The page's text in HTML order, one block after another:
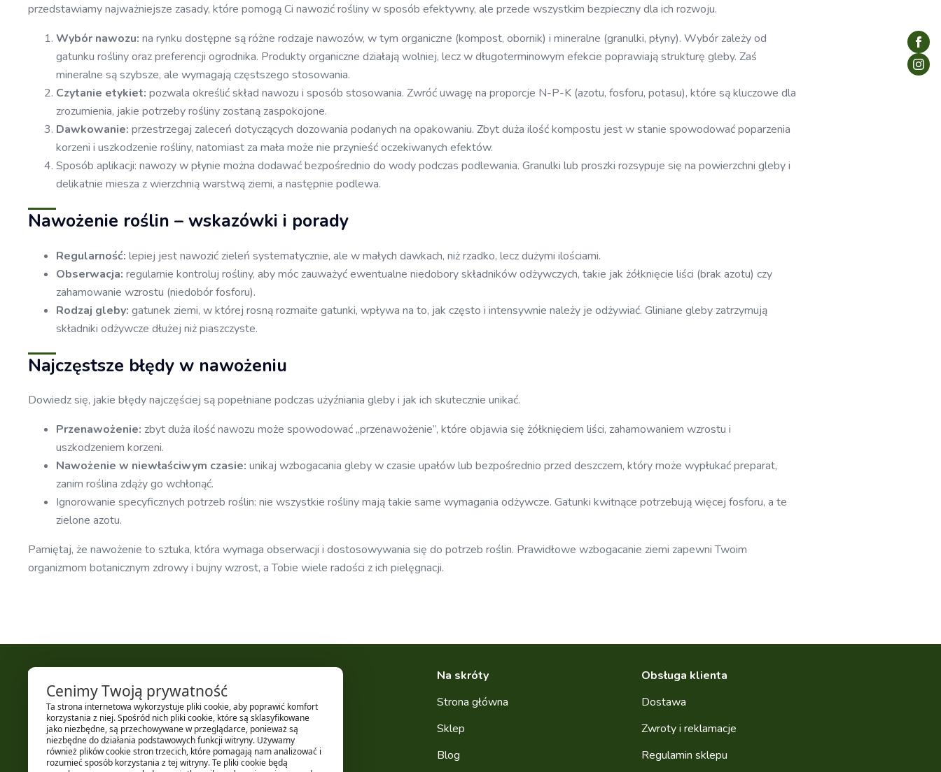
przedstawiamy najważniejsze zasady, które pomogą Ci nawozić rośliny w sposób efektywny, ale przede wszystkim bezpieczny dla ich rozwoju.
Wybór nawozu: na rynku dostępne są różne rodzaje nawozów, w tym organiczne (kompost, obornik) i mineralne (granulki, płyny). Wybór zależy od
gatunku rośliny oraz preferencji ogrodnika. Produkty organiczne działają wolniej, lecz w długoterminowym efekcie poprawiają strukturę gleby. Zaś
mineralne są szybsze, ale wymagają częstszego stosowania.
Czytanie etykiet: pozwala określić skład nawozu i sposób stosowania. Zwróć uwagę na proporcje N-P-K (azotu, fosforu, potasu), które są kluczowe dla
zrozumienia, jakie potrzeby rośliny zostaną zaspokojone.
Dawkowanie: przestrzegaj zaleceń dotyczących dozowania podanych na opakowaniu. Zbyt duża ilość kompostu jest w stanie spowodować poparzenia
korzeni i uszkodzenie rośliny, natomiast za mała może nie przynieść oczekiwanych efektów.
Sposób aplikacji: nawozy w płynie można dodawać bezpośrednio do wody podczas podlewania. Granulki lub proszki rozsypuje się na powierzchni gleby i
delikatnie miesza z wierzchnią warstwą ziemi, a następnie podlewa.
Nawożenie roślin – wskazówki i porady
Regularność: lepiej jest nawozić zieleń systematycznie, ale w małych dawkach, niż rzadko, lecz dużymi ilościami.
Obserwacja: regularnie kontroluj rośliny, aby móc zauważyć ewentualne niedobory składników odżywczych, takie jak żółknięcie liści (brak azotu) czy
zahamowanie wzrostu (niedobór fosforu).
Rodzaj gleby: gatunek ziemi, w której rosną rozmaite gatunki, wpływa na to, jak często i intensywnie należy je odżywiać. Gliniane gleby zatrzymują
składniki odżywcze dłużej niż piaszczyste.
Najczęstsze błędy w nawożeniu
Dowiedz się, jakie błędy najczęściej są popełniane podczas użyźniania gleby i jak ich skutecznie unikać.
Przenawożenie: zbyt duża ilość nawozu może spowodować „przenawożenie”, które objawia się żółknięciem liści, zahamowaniem wzrostu i
uszkodzeniem korzeni.
Nawożenie w niewłaściwym czasie: unikaj wzbogacania gleby w czasie upałów lub bezpośrednio przed deszczem, który może wypłukać preparat,
zanim roślina zdąży go wchłonąć.
Ignorowanie specyficznych potrzeb roślin: nie wszystkie rośliny mają takie same wymagania odżywcze. Gatunki kwitnące potrzebują więcej fosforu, a te
zielone azotu.
Pamiętaj, że nawożenie to sztuka, która wymaga obserwacji i dostosowywania się do potrzeb roślin. Prawidłowe wzbogacanie ziemi zapewni Twoim
organizmom botanicznym zdrowy i bujny wzrost, a Tobie wiele radości z ich pielęgnacji.
kontakt@borosliny.pl
BoRośliny
ul. Kurkowa 6
50-210 Wrocław
NIP: 6961872520
Na skróty
Strona główna
Sklep
Blog
Obsługa klienta
Dostawa
Zwroty i reklamacje
Regulamin sklepu
Cenimy Twoją prywatność
Ta strona internetowa wykorzystuje pliki cookie, aby poprawić komfort
korzystania z niej. Spośród nich pliki cookie, które są sklasyfikowane
jako niezbędne, są przechowywane w przeglądarce, ponieważ są
niezbędne do działania podstawowych funkcji witryny. Używamy
również plików cookie stron trzecich, które pomagają nam analizować i
rozumieć sposób korzystania z tej witryny. Te pliki cookie będą